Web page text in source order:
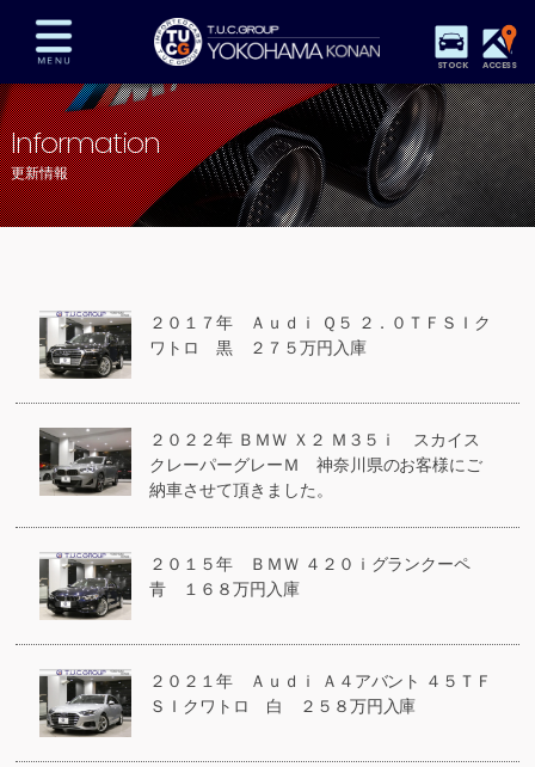
STOCK ACCESS
在庫車両情報 保証&サービス パーツリスト
TUCとは？ 店舗情報 アクセスマップ
全国納車 特別作業 注文販売
プライバシーポリシー スタッフblog
Information
更新情報
２０１７年 Ａｕｄｉ Ｑ５ ２．０ＴＦＳＩク
ワトロ 黒 ２７５万円入庫
２０２２年 ＢＭＷ Ｘ２ Ｍ３５ｉ スカイス
クレーパーグレーＭ 神奈川県のお客様にご
納車させて頂きました。
２０１５年 ＢＭＷ ４２０ｉグランクーペ
青 １６８万円入庫
２０２１年 Ａｕｄｉ Ａ４アバント ４５ＴＦ
ＳＩクワトロ 白 ２５８万円入庫